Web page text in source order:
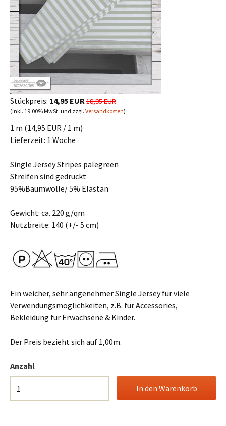
Stückpreis: 14,95 EUR18,95 EUR
(inkl. 19,00% MwSt. und zzgl. Versandkosten)
1 m (14,95 EUR / 1 m)
Lieferzeit: 1 Woche
Single Jersey Stripes palegreen
Streifen sind gedruckt
95%Baumwolle/ 5% Elastan
Gewicht: ca. 220 g/qm
Nutzbreite: 140 (+/- 5 cm)
Ein weicher, sehr angenehmer Single Jersey für viele
Verwendungsmöglichkeiten, z.B. für Accessories,
Bekleidung für Erwachsene & Kinder.
Der Preis bezieht sich auf 1,00m.
Anzahl